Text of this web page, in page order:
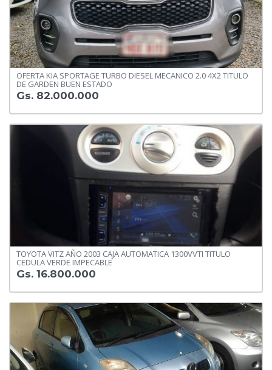
OFERTA KIA SPORTAGE TURBO DIESEL MECANICO 2.0 4X2 TITULO
DE GARDEN BUEN ESTADO
Gs. 82.000.000
TOYOTA VITZ AÑO 2003 CAJA AUTOMATICA 1300VVTI TITULO
CEDULA VERDE IMPECABLE
Gs. 16.800.000